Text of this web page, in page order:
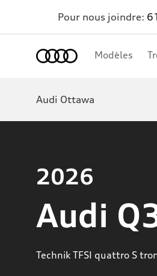
Pour nous joindre:
Modèles
Audi Ottawa
2026
Audi
Technik TFSI quattro S